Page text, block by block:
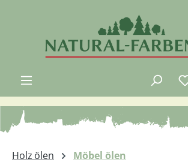
Holz ölen Möbel ölen